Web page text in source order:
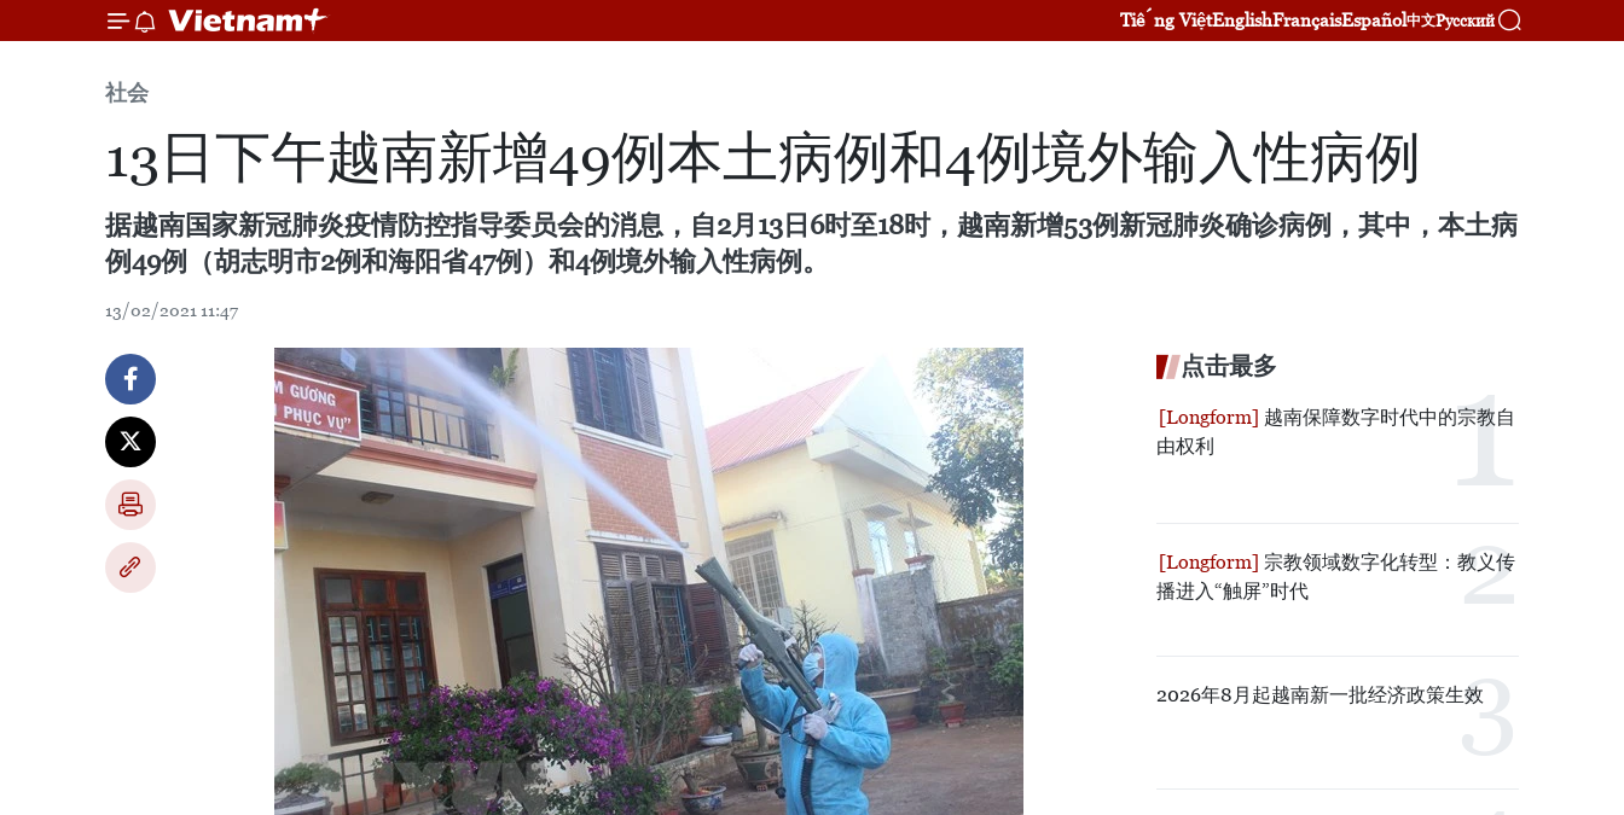
Tiếng ViệtEnglishFrançaisEspañol中文Русский
社会
13日下午越南新增49例本土病例和4例境外输入性病例
据越南国家新冠肺炎疫情防控指导委员会的消息，自2月13日6时至18时，越南新增53例新冠肺炎确诊病例，其中，本土病
例49例（胡志明市2例和海阳省47例）和4例境外输入性病例。
13/02/2021 11:47
点击最多
越南保障数字时代中的宗教自
由权利
宗教领域数字化转型：教义传
播进入“触屏”时代
2026年8月起越南新一批经济政策生效